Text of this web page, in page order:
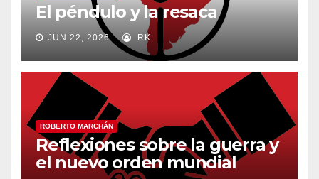
El péndulo y la resaca
JUN 22, 2026 RK
ROBERTO MARCHÁN
Reflexiones sobre la guerra y
el nuevo orden mundial